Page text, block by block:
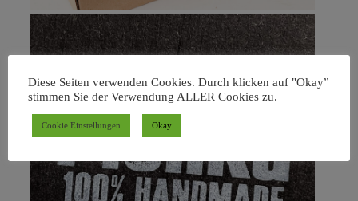
Diese Seiten verwenden Cookies. Durch klicken auf "Okay”
stimmen Sie der Verwendung ALLER Cookies zu.
Cookie Einstellungen Okay